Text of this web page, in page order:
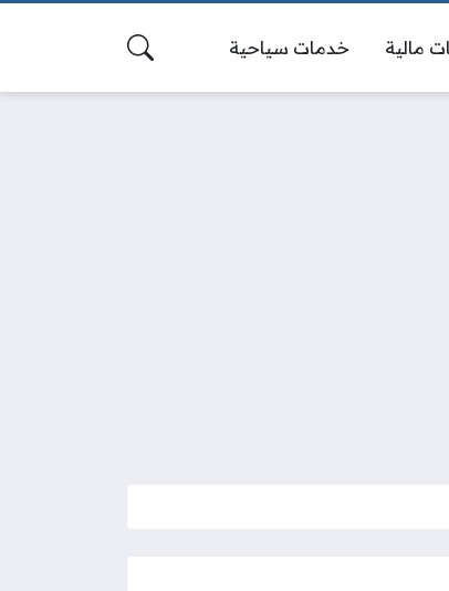
مالية خدمات سياحية